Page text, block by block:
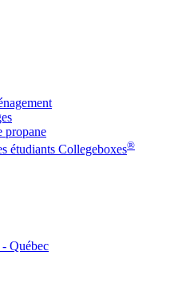
propane
étudiants Collegeboxes®
- Québec